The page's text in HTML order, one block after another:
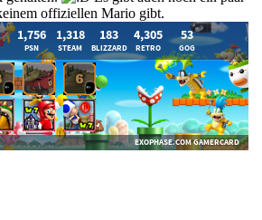
offiziellen Mario gibt.